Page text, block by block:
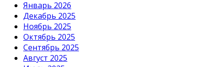
Январь 2026
Декабрь 2025
Ноябрь 2025
Октябрь 2025
Сентябрь 2025
Август 2025